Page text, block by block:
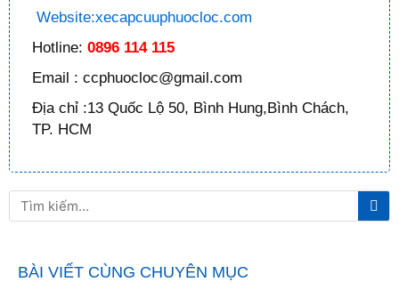
Website:xecapcuuphuocloc.com
Hotline: 0896 114 115
Email : ccphuocloc@gmail.com
Địa chỉ :13 Quốc Lộ 50, Bình Hung,Bình Chách,
TP. HCM
Tìm
kiếm
BÀI VIẾT CÙNG CHUYÊN MỤC